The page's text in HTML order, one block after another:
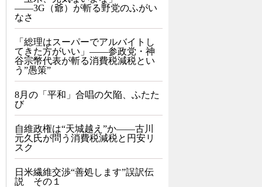
――3G（爺）が斬る野党のふがい
なさ
「総理はスーパーでアルバイトし
てきた方がいい」――参政党・神
谷宗幣代表が斬る消費税減税とい
う”愚策”
8月の「平和」合唱の欠陥、ふたた
び
自維政権は“天城越え”か――古川
元久氏が問う消費税減税と円安リ
スク
日米繊維交渉“善処します”誤訳伝
説 その１